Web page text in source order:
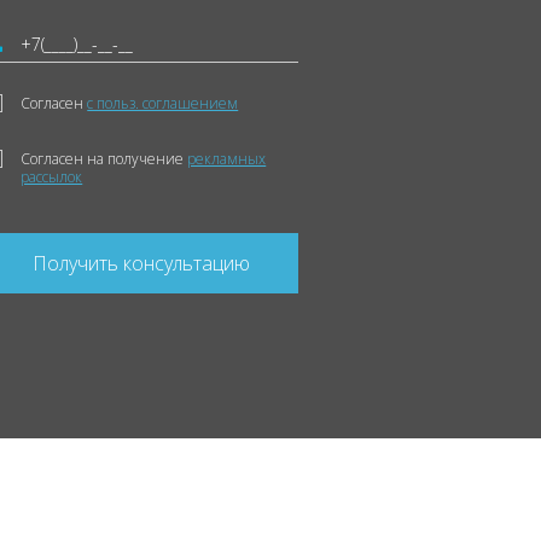
Согласенс польз. соглашением
Согласен на получение рекламных
рассылок
Получить консультацию